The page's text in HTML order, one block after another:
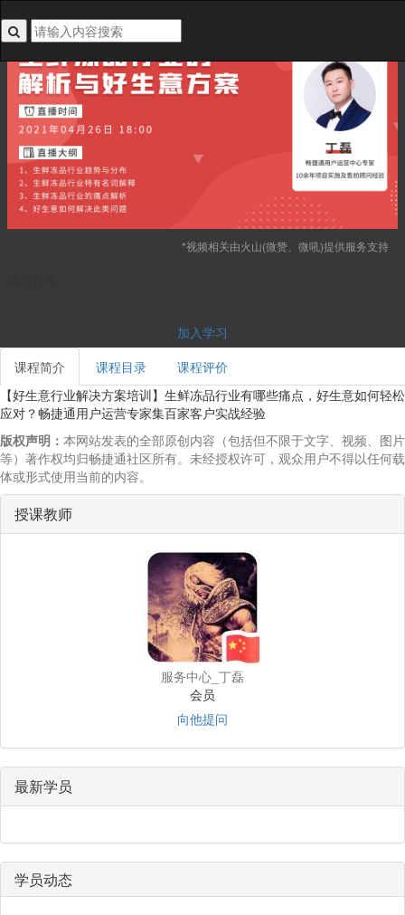
*视频相关由火山(微赞、微吼)提供服务支持
加入学习
课程简介
课程目录
课程评价
【好生意行业解决方案培训】生鲜冻品行业有哪些痛点，好生意如何轻松
应对？畅捷通用户运营专家集百家客户实战经验
版权声明： 本网站发表的全部原创内容（包括但不限于文字、视频、图片
等）著作权均归畅捷通社区所有。未经授权许可，观众用户不得以任何载
体或形式使用当前的内容。
授课教师
服务中心_丁磊
会员
向他提问
最新学员
学员动态